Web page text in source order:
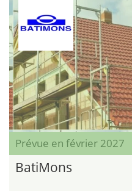
Prévue en février 2027
BatiMons